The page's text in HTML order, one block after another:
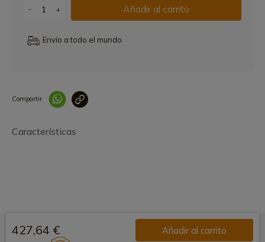
- + Añadir al carrito
Envío a todo el mundo
Compartir
Características
427,64 € Añadir al carrito